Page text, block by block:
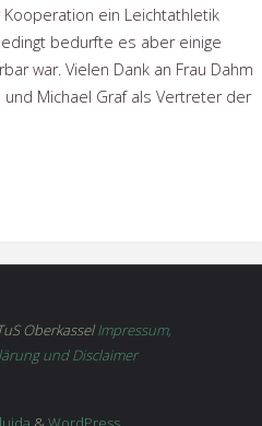
ein Leichtathletik
bedurfte es aber einige
war. Vielen Dank an Frau Dahm
Michael Graf als Vertreter der
OberkasselImpressum,
und Disclaimer